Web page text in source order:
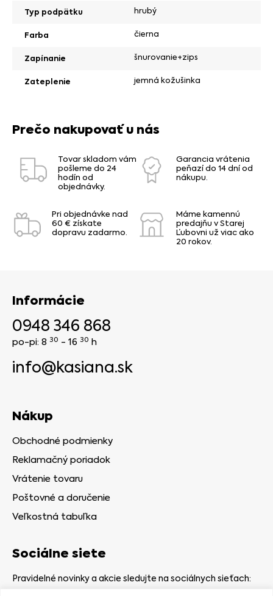
Typ podpätku hrubý
Farba čierna
Zapínanie šnurovanie+zips
Zateplenie jemná kožušinka
Prečo nakupovať u nás
Tovar skladom vám
pošleme do 24
hodín od
objednávky.
Garancia vrátenia
peňazí do 14 dní od
nákupu.
Pri objednávke nad
60 € získate
dopravu zadarmo.
Máme kamennú
predajňu v Starej
Ľubovni už viac ako
20 rokov.
Informácie
0948 346 868
po-pi: 8 30 - 16 30 h
info@kasiana.sk
Nákup
Obchodné podmienky
Reklamačný poriadok
Vrátenie tovaru
Poštovné a doručenie
Veľkostná tabuľka
Sociálne siete
Pravidelné novinky a akcie sledujte na sociálnych sieťach: